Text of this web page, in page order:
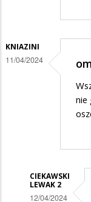
KNIAZINI
11/04/2024
nie
CIEKAWSKI
LEWAK 2
12/04/2024